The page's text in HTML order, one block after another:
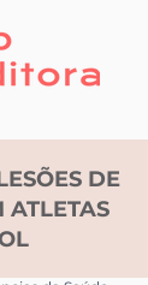
DE
ATLETAS